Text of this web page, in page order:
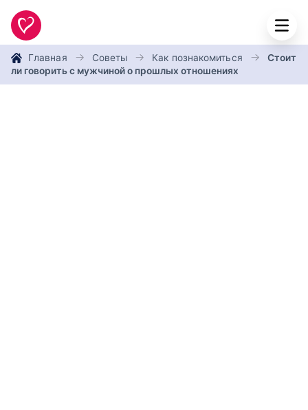
Главная Советы Как познакомиться
Стоит
ли говорить с мужчиной о прошлых отношениях